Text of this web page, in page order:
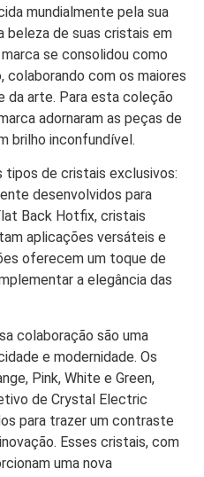
mundialmente pela sua
beleza de suas cristais em
se consolidou como
colaborando com os maiores
da arte. Para esta coleção
adornaram as peças de
brilho inconfundível.
tipos de cristais exclusivos:
desenvolvidos para
Back Hotfix, cristais
aplicações versáteis e
oferecem um toque de
a elegância das
colaboração são uma
e modernidade. Os
Pink, White e Green,
de Crystal Electric
para trazer um contraste
Esses cristais, com
uma nova